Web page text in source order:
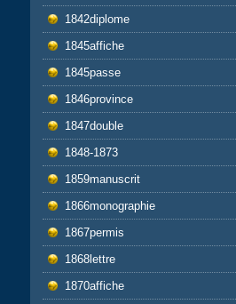
1842diplome
1845affiche
1845passe
1846province
1847double
1848-1873
1859manuscrit
1866monographie
1867permis
1868lettre
1870affiche